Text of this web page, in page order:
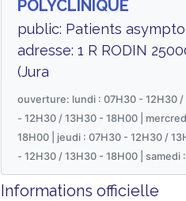
POLYCLINIQUE
public: Patients
adresse: 1 R RODIN
(Jura
ouverture: lundi : 07H30 - 12H30
- 12H30 / 13H30 - 18H00 |
18H00 | jeudi : 07H30 - 12H30 /
- 12H30 / 13H30 - 18H00 | samedi
Informations officielle